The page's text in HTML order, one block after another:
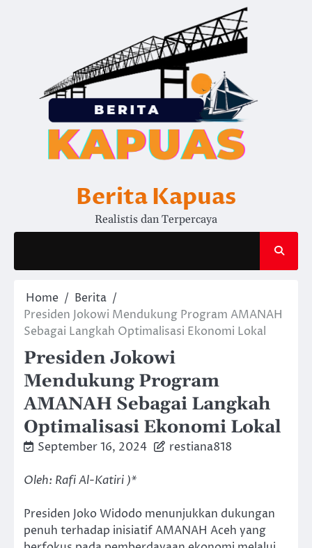
Berita Kapuas
Realistis dan Terpercaya
Home
Berita
Presiden Jokowi Mendukung Program AMANAH
Sebagai Langkah Optimalisasi Ekonomi Lokal
Presiden Jokowi
Mendukung Program
AMANAH Sebagai Langkah
Optimalisasi Ekonomi Lokal
September 16, 2024 restiana818
Oleh: Rafi Al-Katiri )*
Presiden Joko Widodo menunjukkan dukungan
penuh terhadap inisiatif AMANAH Aceh yang